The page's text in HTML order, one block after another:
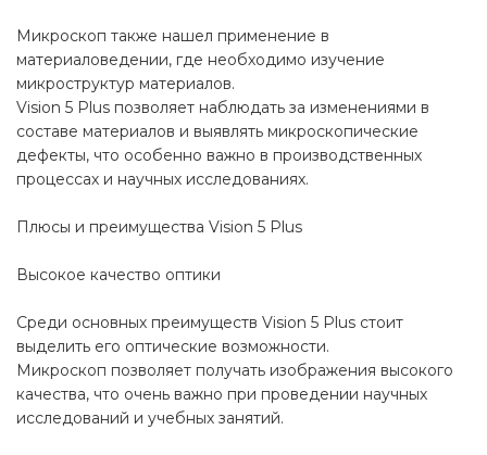
Микроскоп также нашел применение в
материаловедении, где необходимо изучение
микроструктур материалов.
Vision 5 Plus позволяет наблюдать за изменениями в
составе материалов и выявлять микроскопические
дефекты, что особенно важно в производственных
процессах и научных исследованиях.
Плюсы и преимущества Vision 5 Plus
Высокое качество оптики
Среди основных преимуществ Vision 5 Plus стоит
выделить его оптические возможности.
Микроскоп позволяет получать изображения высокого
качества, что очень важно при проведении научных
исследований и учебных занятий.